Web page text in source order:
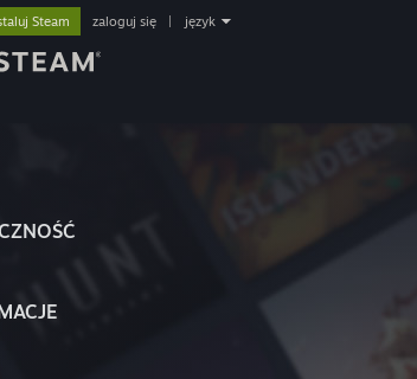
Steam zaloguj się język